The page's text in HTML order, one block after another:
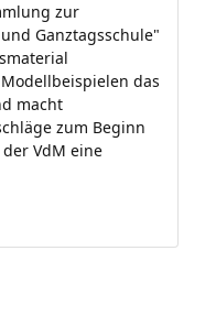
zur
Ganztagsschule"
das
macht
zum Beginn
VdM eine